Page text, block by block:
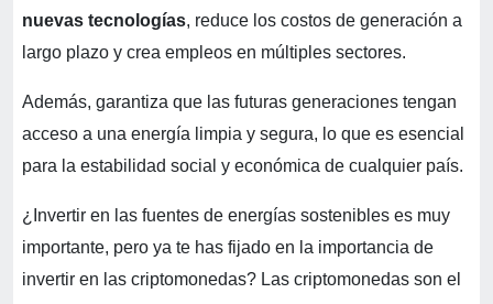
nuevas tecnologías, reduce los costos de generación a
largo plazo y crea empleos en múltiples sectores.
Además, garantiza que las futuras generaciones tengan
acceso a una energía limpia y segura, lo que es esencial
para la estabilidad social y económica de cualquier país.
¿Invertir en las fuentes de energías sostenibles es muy
importante, pero ya te has fijado en la importancia de
invertir en las criptomonedas? Las criptomonedas son el